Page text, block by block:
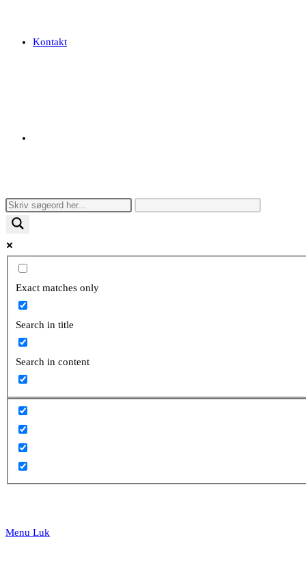
Kontakt
search
Exact matches only
Search in title
Search in content
Menu Luk